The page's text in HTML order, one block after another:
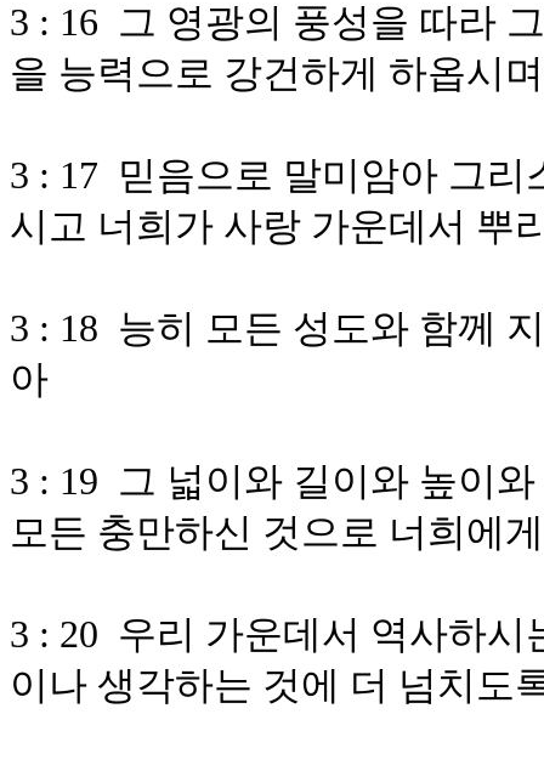
3 : 16 그 영광의 풍성을 따라
을 능력으로 강건하게 하옵시며
3 : 17 믿음으로 말미암아 그
시고 너희가 사랑 가운데서 뿌
3 : 18 능히 모든 성도와 함께
아
3 : 19 그 넓이와 길이와 높이
모든 충만하신 것으로 너희에
3 : 20 우리 가운데서 역사하
이나 생각하는 것에 더 넘치도